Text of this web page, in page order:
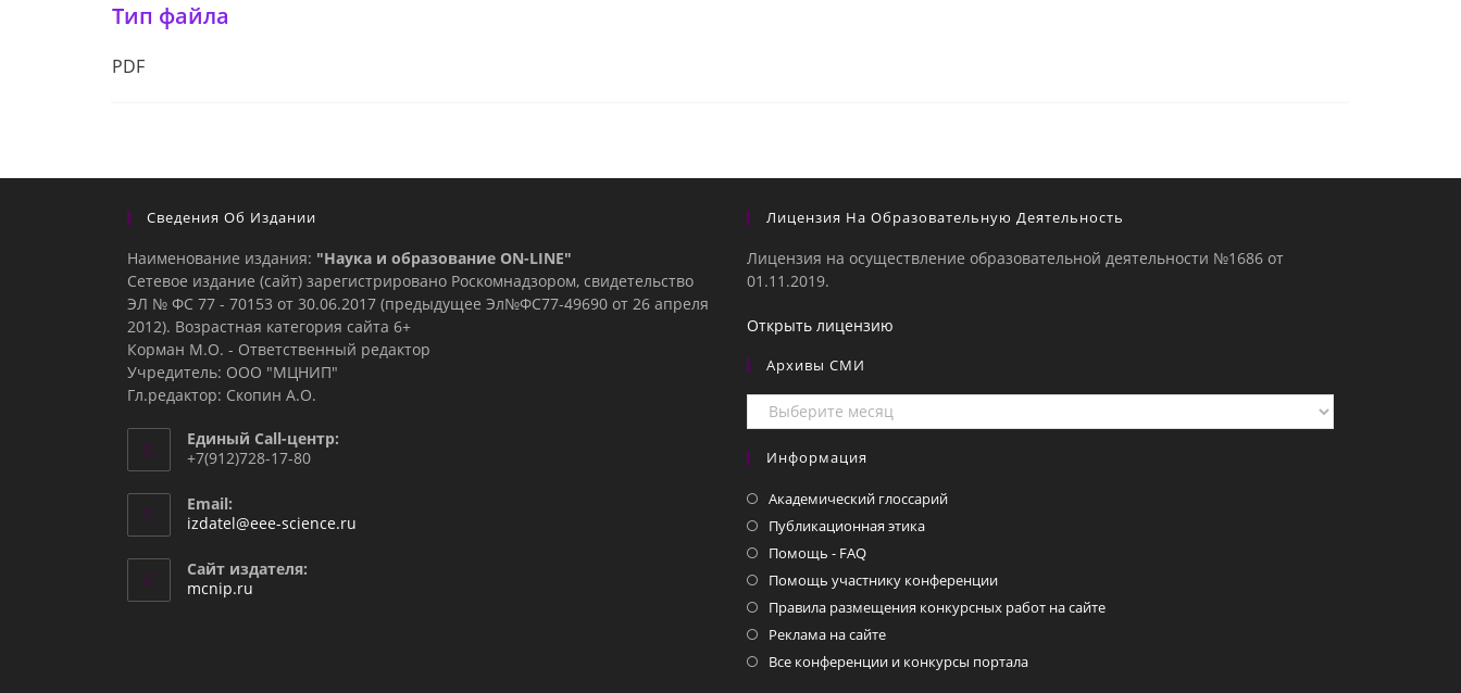
Тип файла
PDF
Сведения Об Издании
Наименование издания: "Наука и образование ON-LINE"
Сетевое издание (сайт) зарегистрировано Роскомнадзором, свидетельство
ЭЛ № ФС 77 - 70153 от 30.06.2017 (предыдущее Эл№ФC77-49690 от 26 апреля
2012). Возрастная категория сайта 6+
Корман М.О. - Ответственный редактор
Учредитель: ООО "МЦНИП"
Гл.редактор: Скопин А.О.
Единый Call-центр:
+7(912)728-17-80
Email:
izdatel@eee-science.ru
Сайт издателя:
mcnip.ru
Лицензия На Образовательную Деятельность
Лицензия на осуществление образовательной деятельности №1686 от
01.11.2019.
Открыть лицензию
Архивы СМИ
Архивы
СМИ
Информация
Академический глоссарий
Публикационная этика
Помощь - FAQ
Помощь участнику конференции
Правила размещения конкурсных работ на сайте
Реклама на сайте
Все конференции и конкурсы портала